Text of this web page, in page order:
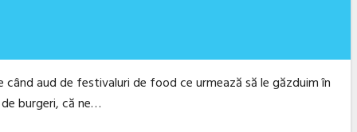
aud de festivaluri de food ce urmează să le găzduim în
burgeri, că ne…